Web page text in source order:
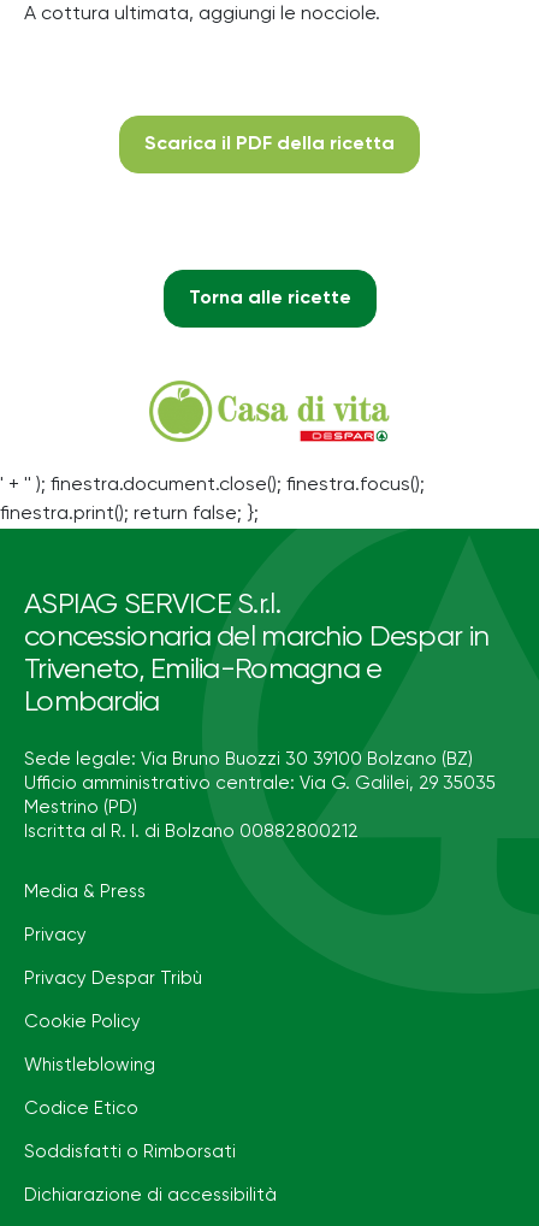
A cottura ultimata, aggiungi le nocciole.
Scarica il PDF della ricetta
Torna alle ricette
' + '' ); finestra.document.close(); finestra.focus();
finestra.print(); return false; };
ASPIAG SERVICE S.r.l.
concessionaria del marchio Despar in
Triveneto, Emilia-Romagna e
Lombardia
Sede legale: Via Bruno Buozzi 30 39100 Bolzano (BZ)
Ufficio amministrativo centrale: Via G. Galilei, 29 35035
Mestrino (PD)
Iscritta al R. I. di Bolzano 00882800212
Media & Press
Privacy
Privacy Despar Tribù
Cookie Policy
Whistleblowing
Codice Etico
Soddisfatti o Rimborsati
Dichiarazione di accessibilità